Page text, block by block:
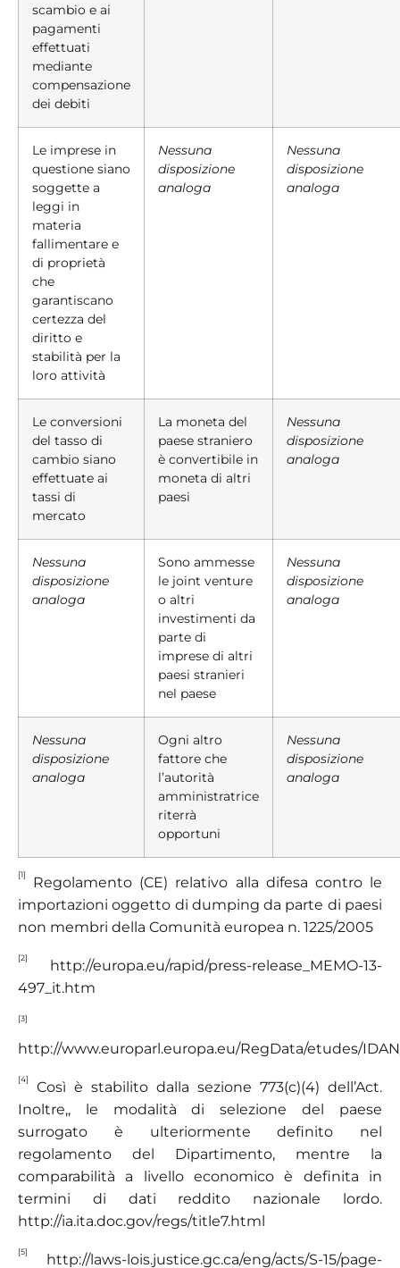
scambio e ai
pagamenti
effettuati
mediante
compensazione
dei debiti
Le imprese in
questione siano
soggette a
leggi in
materia
fallimentare e
di proprietà
che
garantiscano
certezza del
diritto e
stabilità per la
loro attività
Nessuna
disposizione
analoga
Nessuna
disposizione
analoga
Le conversioni
del tasso di
cambio siano
effettuate ai
tassi di
mercato
La moneta del
paese straniero
è convertibile in
moneta di altri
paesi
Nessuna
disposizione
analoga
Nessuna
disposizione
analoga
Sono ammesse
le joint venture
o altri
investimenti da
parte di
imprese di altri
paesi stranieri
nel paese
Nessuna
disposizione
analoga
Nessuna
disposizione
analoga
Ogni altro
fattore che
l’autorità
amministratrice
riterrà
opportuni
Nessuna
disposizione
analoga
[1]
Regolamento (CE) relativo alla difesa contro le
importazioni oggetto di dumping da parte di paesi
non membri della Comunità europea n. 1225/2005
[2] http://europa.eu/rapid/press-release_MEMO-13-
497_it.htm
[3]
http://www.europarl.europa.eu/RegData/etudes/
[4]
Così è stabilito dalla sezione 773(c)(4) dell’Act.
Inoltre,, le modalità di selezione del paese
surrogato è ulteriormente definito nel
regolamento del Dipartimento, mentre la
comparabilità a livello economico è definita in
termini di dati reddito nazionale lordo.
http://ia.ita.doc.gov/regs/title7.html
[5] http://laws-lois.justice.gc.ca/eng/acts/S-15/page-